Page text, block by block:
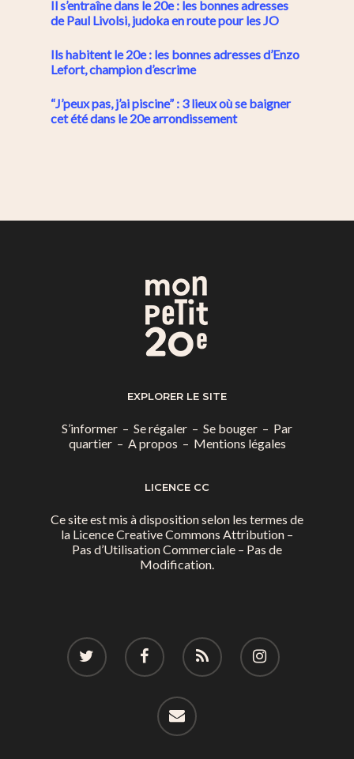
Il s’entraîne dans le 20e : les bonnes adresses
de Paul Livolsi, judoka en route pour les JO
Ils habitent le 20e : les bonnes adresses d’Enzo
Lefort, champion d’escrime
“J’peux pas, j’ai piscine” : 3 lieux où se baigner
cet été dans le 20e arrondissement
EXPLORER LE SITE
S’informer – Se régaler – Se bouger – Par
quartier– A propos – Mentions légales
LICENCE CC
Ce site est mis à disposition selon les termes de
la Licence Creative Commons Attribution –
Pas d’Utilisation Commerciale – Pas de
Modification.